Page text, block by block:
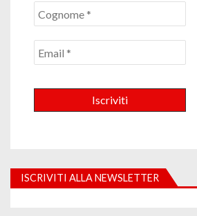
ISCRIVITI ALLA NEWSLETTER